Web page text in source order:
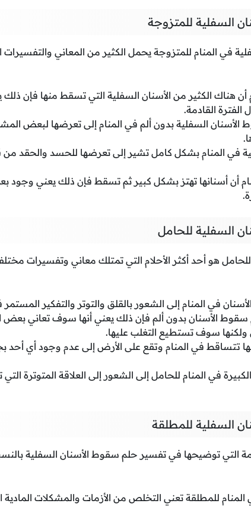
السفلية للمتزوجة
في المنام للمتزوجة يحمل الكثير من المعاني
أن هناك الكثير من الأسنان السفلية التي تسقط منها فإن
القادمة.
الأسنان السفلية بدون ألم في المنام إلى تعرضها لبعض
في المنام بشكل كامل تشير إلى تعرضها للحسد والحقد
أن أسنانها تهتز بشكل كبير ثم تسقط فإن ذلك يعني وجود
السفلية للحامل
هو أحد أكثر الأحلام التي تمتلك معاني وتفسيرات
في المنام إلى الشعور بالقلق والتوتر والتفكير
سقوط الأسنان بدون ألم فإن ذلك يعني أنها سوف تعاني
سوف تستطيع التغلب عليها.
تتساقط في المنام وتقع على الأرض إلى عدم وجود أي أحد
في المنام للحامل إلى الشعور إلى العلاقة المتوترة
السفلية للمطلقة
التي توضيحها في تفسير حلم سقوط الأسنان السفلية
للمطلقة تعني التخلص من الأزمات والمشكلات المادية